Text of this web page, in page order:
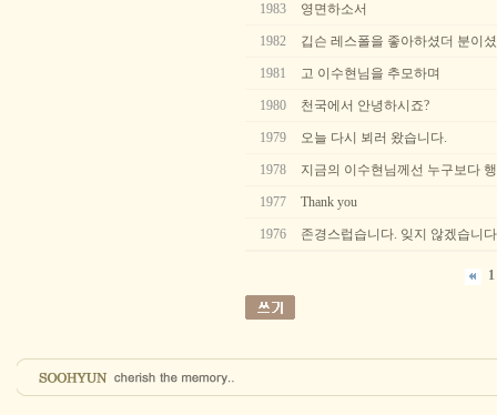
1983 영면하소서
1982 깁슨 레스폴을 좋아하셨더 분이
1981 고 이수현님을 추모하며
1980 천국에서 안녕하시죠?
1979 오늘 다시 뵈러 왔습니다.
1978 지금의 이수현님께선 누구보다
1977 Thank you
1976 존경스럽습니다. 잊지 않겠습니
1